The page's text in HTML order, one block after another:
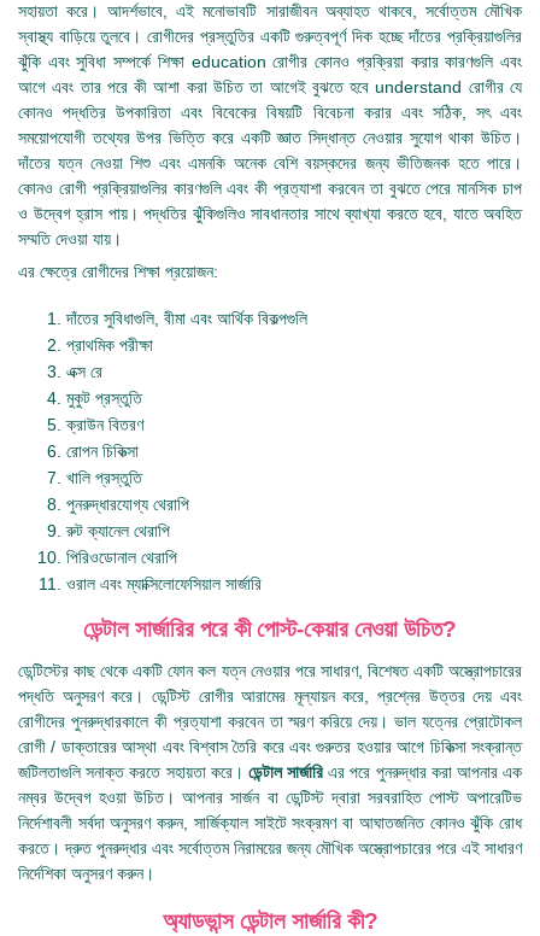
সহায়তা করে। আদর্শভাবে, এই মনোভাবটি সারাজীবন অব্যাহত থাকবে, সর্বোত্তম মৌখিক
স্বাস্থ্য বাড়িয়ে তুলবে। রোগীদের প্রস্তুতির একটি গুরুত্বপূর্ণ দিক হচ্ছে দাঁতের প্রক্রিয়াগুলির
ঝুঁকি এবং সুবিধা সম্পর্কে শিক্ষা education রোগীর কোনও প্রক্রিয়া করার কারণগুলি এবং
আগে এবং তার পরে কী আশা করা উচিত তা আগেই বুঝতে হবে understand রোগীর যে
কোনও পদ্ধতির উপকারিতা এবং বিবেকের বিষয়টি বিবেচনা করার এবং সঠিক, সৎ এবং
সময়োপযোগী তথ্যের উপর ভিত্তি করে একটি জ্ঞাত সিদ্ধান্ত নেওয়ার সুযোগ থাকা উচিত।
দাঁতের যত্ন নেওয়া শিশু এবং এমনকি অনেক বেশি বয়স্কদের জন্য ভীতিজনক হতে পারে।
কোনও রোগী প্রক্রিয়াগুলির কারণগুলি এবং কী প্রত্যাশা করবেন তা বুঝতে পেরে মানসিক চাপ
ও উদ্বেগ হ্রাস পায়। পদ্ধতির ঝুঁকিগুলিও সাবধানতার সাথে ব্যাখ্যা করতে হবে, যাতে অবহিত
সম্মতি দেওয়া যায়।
এর ক্ষেত্রে রোগীদের শিক্ষা প্রয়োজন:
দাঁতের সুবিধাগুলি, বীমা এবং আর্থিক বিকল্পগুলি
প্রাথমিক পরীক্ষা
এক্স রে
মুকুট প্রস্তুতি
ক্রাউন বিতরণ
রোপন চিকিত্সা
খালি প্রস্তুতি
পুনরুদ্ধারযোগ্য থেরাপি
রুট ক্যানেল থেরাপি
পিরিওডোনাল থেরাপি
ওরাল এবং ম্যাক্সিলোফেসিয়াল সার্জারি
ডেন্টাল সার্জারির পরে কী পোস্ট-কেয়ার নেওয়া উচিত?
ডেন্টিস্টের কাছ থেকে একটি ফোন কল যত্ন নেওয়ার পরে সাধারণ, বিশেষত একটি অস্ত্রোপচারের
পদ্ধতি অনুসরণ করে। ডেন্টিস্ট রোগীর আরামের মূল্যায়ন করে, প্রশ্নের উত্তর দেয় এবং
রোগীদের পুনরুদ্ধারকালে কী প্রত্যাশা করবেন তা স্মরণ করিয়ে দেয়। ভাল যত্নের প্রোটোকল
রোগী / ডাক্তারের আস্থা এবং বিশ্বাস তৈরি করে এবং গুরুতর হওয়ার আগে চিকিত্সা সংক্রান্ত
জটিলতাগুলি সনাক্ত করতে সহায়তা করে। ডেন্টাল সার্জারিএর পরে পুনরুদ্ধার করা আপনার এক
নম্বর উদ্বেগ হওয়া উচিত। আপনার সার্জন বা ডেন্টিস্ট দ্বারা সরবরাহিত পোস্ট অপারেটিভ
নির্দেশাবলী সর্বদা অনুসরণ করুন, সার্জিক্যাল সাইটে সংক্রমণ বা আঘাতজনিত কোনও ঝুঁকি রোধ
করতে। দ্রুত পুনরুদ্ধার এবং সর্বোত্তম নিরাময়ের জন্য মৌখিক অস্ত্রোপচারের পরে এই সাধারণ
নির্দেশিকা অনুসরণ করুন।
অ্যাডভান্স ডেন্টাল সার্জারি কী?